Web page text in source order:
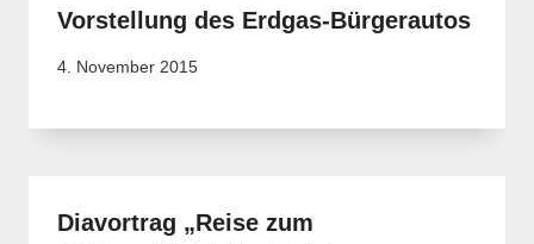
Vorstellung des Erdgas-Bürgerautos
4. November 2015
Diavortrag „Reise zum